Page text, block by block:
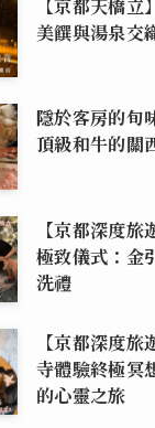
美饌與湯泉交
隱於客房的旬
頂級和牛的關
【京都深度
極致儀式：金
洗禮
【京都深度
寺體驗終極冥
的心靈之旅